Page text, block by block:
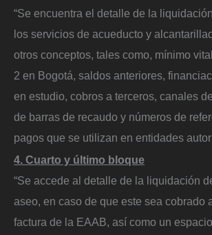
“Se encuentra el detalle de la
los servicios de acueducto y
otros conceptos, tales como, mínimo
2 en Bogotá, saldos anteriores,
en estudio, cobros a terceros, canales
de barras de recaudo y números de
pagos que se utilizan en entidades
4. Cuarto y último bloque
“Se accede al detalle de la liquidación
aseo, en caso de que este sea cobrado
factura de la EAAB, así como un